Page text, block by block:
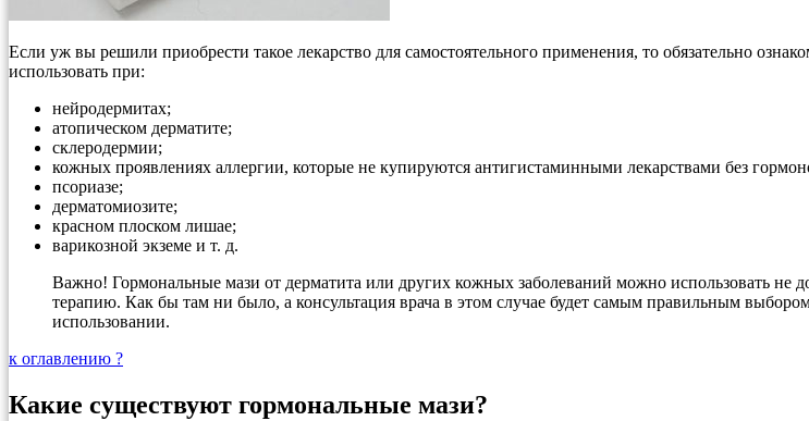
Если уж вы решили приобрести такое лекарство для самостоятельного применения, то обязательно
использовать при:
нейродермитах;
атопическом дерматите;
склеродермии;
кожных проявлениях аллергии, которые не купируются антигистаминными лекарствами без
псориазе;
дерматомиозите;
красном плоском лишае;
варикозной экземе и т. д.
Важно! Гормональные мази от дерматита или других кожных заболеваний можно использовать не
терапию. Как бы там ни было, а консультация врача в этом случае будет самым правильным
использовании.
к оглавлению ?
Какие существуют гормональные мази?